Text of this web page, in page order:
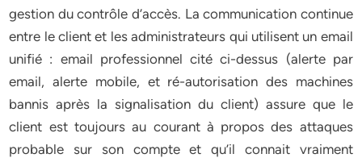
gestion du contrôle d’accès. La communication continue
entre le client et les administrateurs qui utilisent un email
unifié : email professionnel cité ci-dessus (alerte par
email, alerte mobile, et ré-autorisation des machines
bannis après la signalisation du client) assure que le
client est toujours au courant à propos des attaques
probable sur son compte et qu’il connait vraiment